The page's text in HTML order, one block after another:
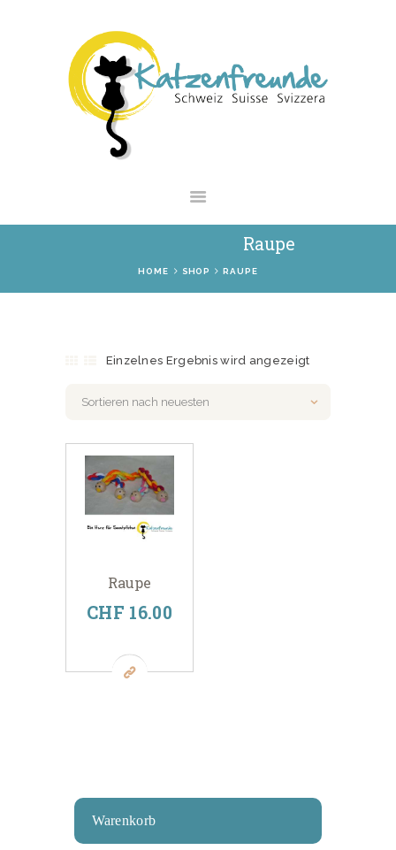
Raupe
HOME SHOP RAUPE
NEWS
VERMITTLUNG
INTERESSANTES
SHOP
Einzelnes Ergebnis wird angezeigt
Raupe
CHF 16 00
Warenkorb